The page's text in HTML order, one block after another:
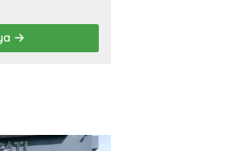
Baru